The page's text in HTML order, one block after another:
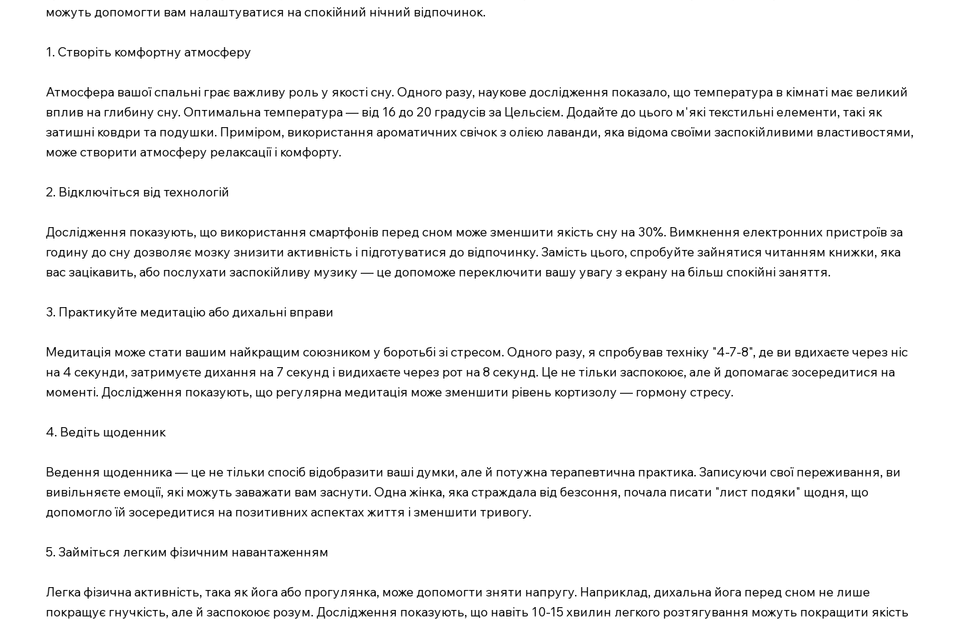
можуть допомогти вам налаштуватися на спокійний нічний відпочинок.
1. Створіть комфортну атмосферу
Атмосфера вашої спальні грає важливу роль у якості сну. Одного разу, наукове дослідження показало, що температура в кімнаті має великий
вплив на глибину сну. Оптимальна температура — від 16 до 20 градусів за Цельсієм. Додайте до цього м'які текстильні елементи, такі як
затишні ковдри та подушки. Приміром, використання ароматичних свічок з олією лаванди, яка відома своїми заспокійливими властивостями,
може створити атмосферу релаксації і комфорту.
2. Відключіться від технологій
Дослідження показують, що використання смартфонів перед сном може зменшити якість сну на 30%. Вимкнення електронних пристроїв за
годину до сну дозволяє мозку знизити активність і підготуватися до відпочинку. Замість цього, спробуйте зайнятися читанням книжки, яка
вас зацікавить, або послухати заспокійливу музику — це допоможе переключити вашу увагу з екрану на більш спокійні заняття.
3. Практикуйте медитацію або дихальні вправи
Медитація може стати вашим найкращим союзником у боротьбі зі стресом. Одного разу, я спробував техніку "4-7-8", де ви вдихаєте через ніс
на 4 секунди, затримуєте дихання на 7 секунд і видихаєте через рот на 8 секунд. Це не тільки заспокоює, але й допомагає зосередитися на
моменті. Дослідження показують, що регулярна медитація може зменшити рівень кортизолу — гормону стресу.
4. Ведіть щоденник
Ведення щоденника — це не тільки спосіб відобразити ваші думки, але й потужна терапевтична практика. Записуючи свої переживання, ви
вивільняєте емоції, які можуть заважати вам заснути. Одна жінка, яка страждала від безсоння, почала писати "лист подяки" щодня, що
допомогло їй зосередитися на позитивних аспектах життя і зменшити тривогу.
5. Займіться легким фізичним навантаженням
Легка фізична активність, така як йога або прогулянка, може допомогти зняти напругу. Наприклад, дихальна йога перед сном не лише
покращує гнучкість, але й заспокоює розум. Дослідження показують, що навіть 10-15 хвилин легкого розтягування можуть покращити якість